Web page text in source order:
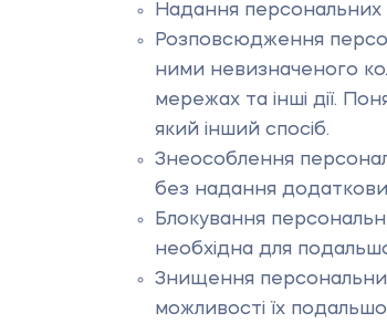
Надання персональних
Розповсюдження
ними невизначеного
мережах та інші дії.
який інший спосіб.
Знеособлення
без надання
Блокування
необхідна для
Знищення
можливості їх